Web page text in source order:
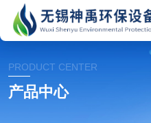
PRODUCT CENTER
产品中心